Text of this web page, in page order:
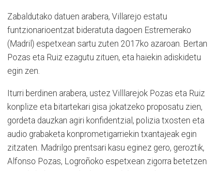
Zabaldutako datuen arabera, Villarejo estatu
funtzionarioentzat bideratuta dagoen Estremerako
(Madril) espetxean sartu zuten 2017ko azaroan. Bertan
Pozas eta Ruiz ezagutu zituen, eta haiekin adiskidetu
egin zen.
Iturri berdinen arabera, ustez Villlarejok Pozas eta Ruiz
konplize eta bitartekari gisa jokatzeko proposatu zien,
gordeta dauzkan agiri konfidentzial, polizia txosten eta
audio grabaketa konprometigarriekin txantajeak egin
zitzaten. Madrilgo prentsari kasu eginez gero, geroztik,
Alfonso Pozas, Logroñoko espetxean zigorra betetzen